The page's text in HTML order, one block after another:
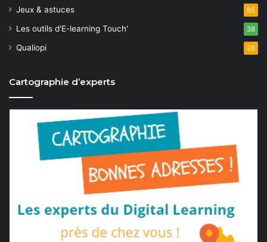
Jeux & astuces 85
Les outils d'E-learning Touch' 38
Qualiopi 28
Cartographie d’experts